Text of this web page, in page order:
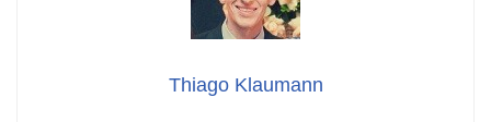
Thiago Klaumann